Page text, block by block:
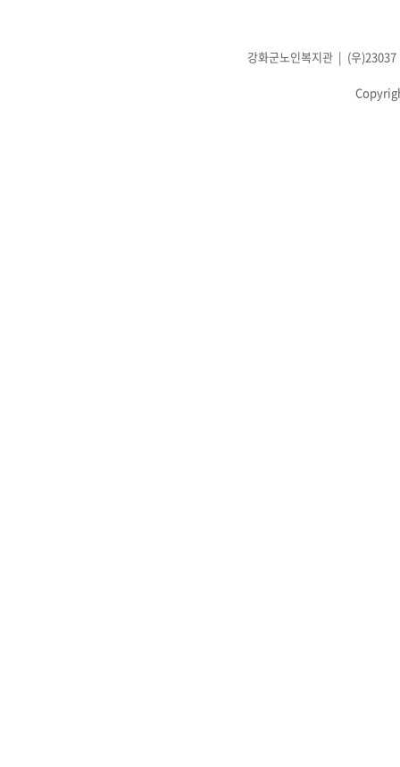
강화군노인복지관 | (우